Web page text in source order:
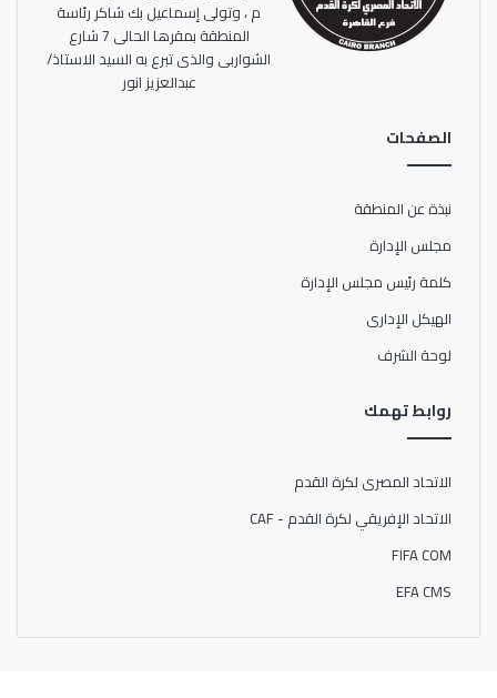
م ، وتولى إسماعيل بك شاكر رئاسة
المنطقة بمقرها الحالى 7 شارع
الشواربى والذى تبرع به السيد الاستاذ/
عبدالعزيز انور
الصفحات
نبذة عن المنطقة
مجلس الإدارة
كلمة رئيس مجلس الإدارة
الهيكل الإدارى
لوحة الشرف
روابط تهمك
الاتحاد المصرى لكرة القدم
الاتحاد الإفريقي لكرة القدم - CAF
FIFA COM
EFA CMS